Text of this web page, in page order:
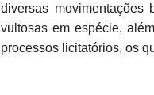
diversas movimentações
vultosas em espécie,
processos licitatórios, os